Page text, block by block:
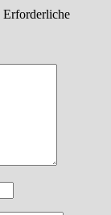
Erforderliche